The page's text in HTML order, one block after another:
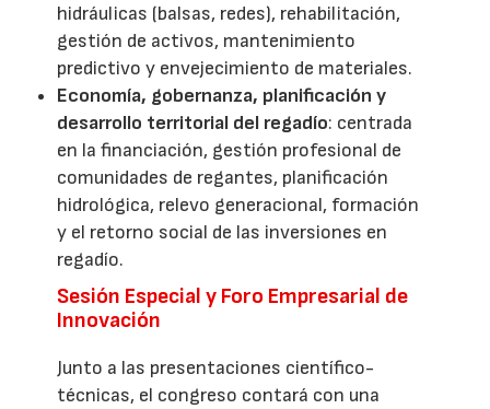
hidráulicas (balsas, redes), rehabilitación,
gestión de activos, mantenimiento
predictivo y envejecimiento de materiales.
Economía, gobernanza, planificación y
desarrollo territorial del regadío: centrada
en la financiación, gestión profesional de
comunidades de regantes, planificación
hidrológica, relevo generacional, formación
y el retorno social de las inversiones en
regadío.
Sesión Especial y Foro Empresarial de
Innovación
Junto a las presentaciones científico-
técnicas, el congreso contará con una